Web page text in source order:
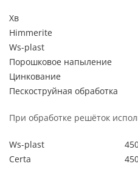
Хв
Himmerite
Ws-plast
Порошковое напыление
Цинкование
Пескоструйная обработка
При обработке решёток
Ws-plast
Certa